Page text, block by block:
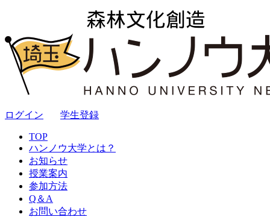
ログイン 学生登録
TOP
ハンノウ大学とは？
お知らせ
授業案内
参加方法
Q＆A
お問い合わせ